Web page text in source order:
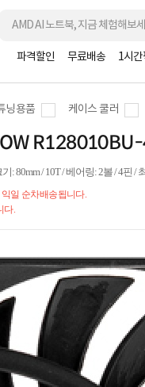
파격할인 무료배송 1시간
닝용품 케이스 쿨러
: 80mm / 10T / 베어링: 2볼 / 4핀 /
일 순차배송됩니다.
다.